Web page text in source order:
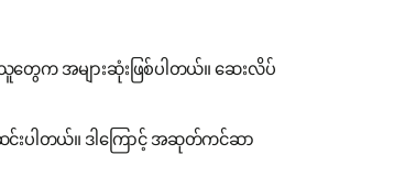
က အများဆုံးဖြစ်ပါတယ်။ ဆေးလိပ်
ပါတယ်။ ဒါကြောင့် အဆုတ်ကင်ဆာ